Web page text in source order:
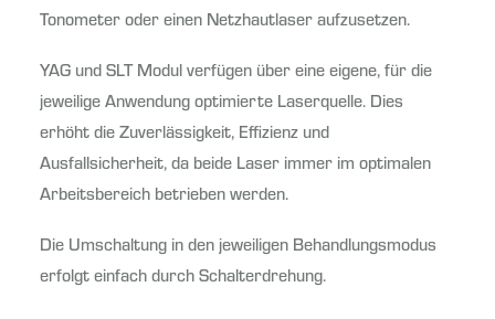
Tonometer oder einen Netzhautlaser aufzusetzen.
YAG und SLT Modul verfügen über eine eigene, für die
jeweilige Anwendung optimierte Laserquelle. Dies
erhöht die Zuverlässigkeit, Effizienz und
Ausfallsicherheit, da beide Laser immer im optimalen
Arbeitsbereich betrieben werden.
Die Umschaltung in den jeweiligen Behandlungsmodus
erfolgt einfach durch Schalterdrehung.